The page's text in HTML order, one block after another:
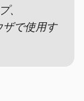
、
で使用す